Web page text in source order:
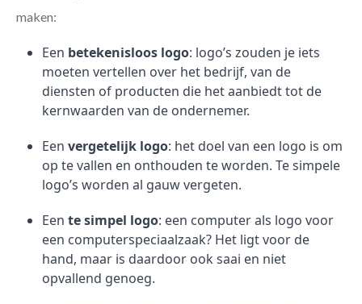
maken:
Een betekenisloos logo: logo’s zouden je iets
moeten vertellen over het bedrijf, van de
diensten of producten die het aanbiedt tot de
kernwaarden van de ondernemer.
Een vergetelijk logo: het doel van een logo is om
op te vallen en onthouden te worden. Te simpele
logo’s worden al gauw vergeten.
Een te simpel logo: een computer als logo voor
een computerspeciaalzaak? Het ligt voor de
hand, maar is daardoor ook saai en niet
opvallend genoeg.